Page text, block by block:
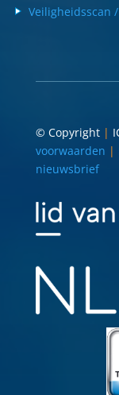
Veiligheidsscan
© Copyright |
voorwaarden |
nieuwsbrief